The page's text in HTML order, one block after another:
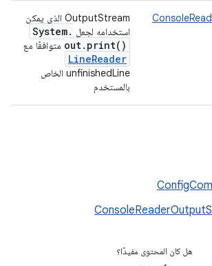
OutputStream الذي يمكن
استخدامه لجعل
System.
out. print( ) متوافقًا مع
LineReader
unfinishedLine الخاص
بالمستخدم
هل كان المحتوى مفيدًا؟